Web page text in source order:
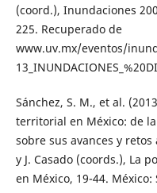
(coord.), Inundaciones
225. Recuperado de
www.uv.mx/eventos/
Sánchez, S. M., et al.
territorial en México: de
sobre sus avances y retos
y J. Casado (coords.), La
en México, 19-44. México: